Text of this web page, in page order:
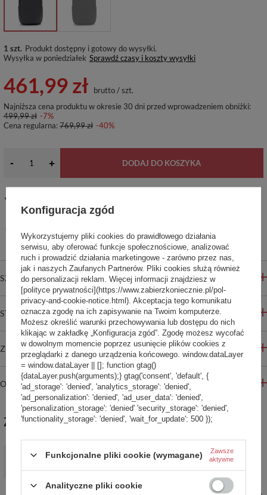
1 szt. Produkt dostępny i gotowy do wysyłki
Wysyłka w poniedziałek Sprawdź czasy i koszty wysyłki
461,99 zł brutto/szt.
Najniższa cena produktu w okresie 30 dni przed wprowadzeniem obniżki:
499,99 zł -7%
Cena regularna:769,99 zł -40%
- + DODAJ DO KOSZYKA
Ten produkt nie jest dostępny w sklepie stacjonarnym
Bezpieczne zakupy
SZCZEGÓŁOWE INFORMACJE
STREFA REKOMENDACJI
ZADAJ PYTANIE
OPINIE
ZABIERZ JESZCZE :)
PROMOCJA
Plecak na laptopa antykradzieżowy Pacsafe V 16" - Granatowy
Konfiguracja zgód
Wykorzystujemy pliki cookies do prawidłowego działania
serwisu, aby oferować funkcje społecznościowe, analizować
ruch i prowadzić działania marketingowe - zarówno przez nas,
jak i naszych Zaufanych Partnerów. Pliki cookies służą również
do personalizacji reklam. Więcej informacji znajdziesz w
[polityce prywatności](https://www.zabierzkoniecznie.pl/pol-
privacy-and-cookie-notice.html). Akceptacja tego komunikatu
oznacza zgodę na ich zapisywanie na Twoim komputerze.
Możesz określić warunki przechowywania lub dostępu do nich
klikając w zakładkę „Konfiguracja zgód”. Zgodę możesz wycofać
w dowolnym momencie poprzez usunięcie plików cookies z
przeglądarki z danego urządzenia końcowego. window.dataLayer
= window.dataLayer || []; function gtag()
{dataLayer.push(arguments);} gtag('consent', 'default', {
'ad_storage': 'denied', 'analytics_storage': 'denied',
'ad_personalization': 'denied', 'ad_user_data': 'denied',
'personalization_storage': 'denied' 'security_storage': 'denied',
'functionality_storage': 'denied', 'wait_for_update': 500 });
Funkcjonalne pliki cookie (wymagane)
Zawsze
aktywne
Analityczne pliki cookie